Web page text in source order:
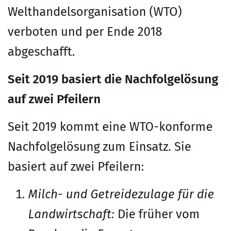
Welthandelsorganisation (WTO)
verboten und per Ende 2018
abgeschafft.
Seit 2019 basiert die Nachfolgelösung
auf zwei Pfeilern
Seit 2019 kommt eine WTO-konforme
Nachfolgelösung zum Einsatz. Sie
basiert auf zwei Pfeilern:
Milch- und Getreidezulage für die
Landwirtschaft: Die früher vom